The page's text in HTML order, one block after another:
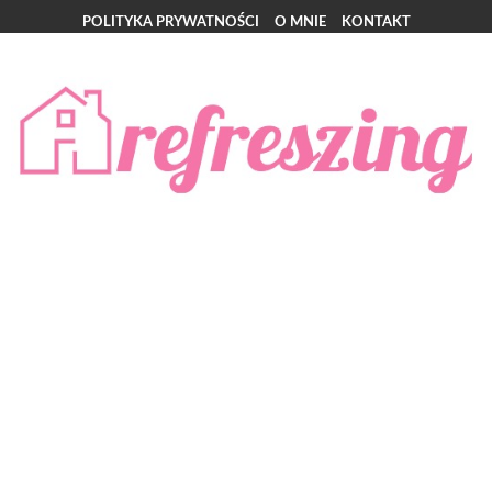
POLITYKA PRYWATNOŚCI O MNIE KONTAKT